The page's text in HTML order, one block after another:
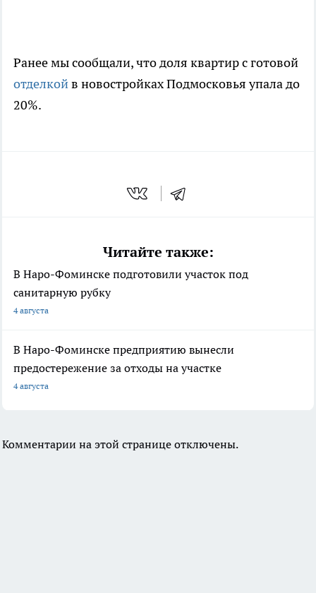
Ранее мы сообщали, что доля квартир с готовой
отделкойв новостройках Подмосковья упала до
20%.
Читайте также:
В Наро-Фоминске подготовили участок под
санитарную рубку
4 августа
В Наро-Фоминске предприятию вынесли
предостережение за отходы на участке
4 августа
Комментарии на этой странице отключены.